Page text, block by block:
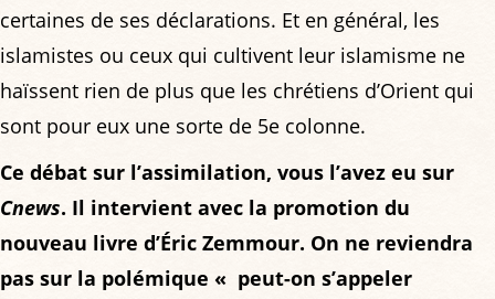
certaines de ses déclarations. Et en général, les
islamistes ou ceux qui cultivent leur islamisme ne
haïssent rien de plus que les chrétiens d’Orient qui
sont pour eux une sorte de 5e colonne.
Ce débat sur l’assimilation, vous l’avez eu sur
Cnews. Il intervient avec la promotion du
nouveau livre d’Éric Zemmour. On ne reviendra
pas sur la polémique « peut-on s’appeler